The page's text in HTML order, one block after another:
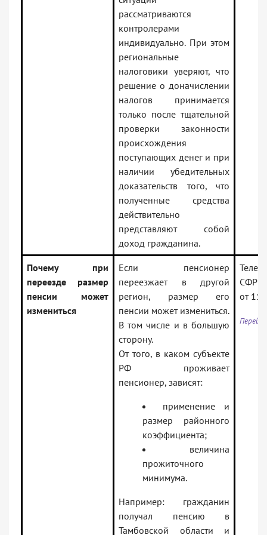
рассматриваются
контролерами
индивидуально. При этом
региональные
налоговики уверяют, что
решение о доначислении
налогов принимается
только после тщательной
проверки законности
происхождения
поступающих денег и при
наличии убедительных
доказательств того, что
полученные средства
действительно
представляют собой
доход гражданина.
Почему при
переезде размер
пенсии может
измениться
Если пенсионер
переезжает в другой
регион, размер его
пенсии может измениться.
В том числе и в большую
сторону.
От того, в каком субъекте
РФ проживает
пенсионер, зависят:
применение и
размер районного
коэффициента;
величина
прожиточного
минимума.
Например: гражданин
получал пенсию в
Тамбовской области и
СФР
от